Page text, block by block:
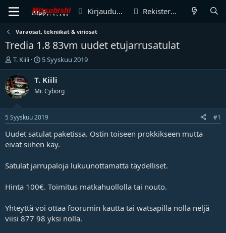
Kirjaudu sisään Rekisteröidy
Varaosat, tekniikat & viriosat
Tredia 1.8 83vm uudet etujarrusatulat
V
i
e
s
t
k
e
t
u
a
o
t
t
a
T. Kiili
A
l
o
t
s
p
ä
v
m
ä
ä
5 Syyskuu 2019
T. Kiili
Mr. Cyborg
5 Syyskuu 2019 #1
Uudet satulat paketissa. Ostin toiseen prokkikseen mutta
eivät siihen käy.
Satulat jarrupaloja lukuunottamatta täydelliset.
Hinta 100€. Toimitus matkahuollolla tai nouto.
Yhteyttä voi ottaa foorumin kautta tai watsapilla nolla neljä
viisi 877 98 yksi nolla.